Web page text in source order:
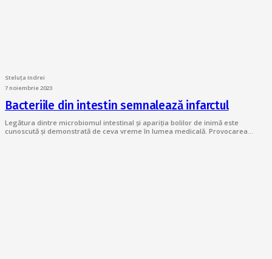
Steluța Indrei
7 noiembrie 2023
Bacteriile din intestin semnalează infarctul
Legătura dintre microbiomul intestinal și apariția bolilor de inimă este
cunoscută și demonstrată de ceva vreme în lumea medicală. Provocarea…